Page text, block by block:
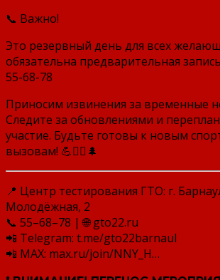
📞 Важно!
Это резервный день для всех
обязательна предварительная
55-68-78
Приносим извинения за временные
Следите за обновлениями и
участие. Будьте готовы к новым
вызовам! 💪🏃‍♂️🌲
📍 Центр тестирования ГТО: г.
Молодёжная, 2
📞 55–68–78 | 🌐 gto22.ru
📲 Telegram: t.me/gto22barnaul
📲 MAX: max.ru/join/NNY_H…